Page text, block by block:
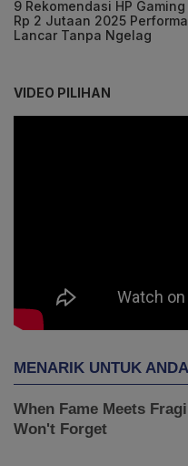
9 Rekomendasi HP Gaming
Rp 2 Jutaan 2025 Performa
Lancar Tanpa Ngelag
VIDEO PILIHAN